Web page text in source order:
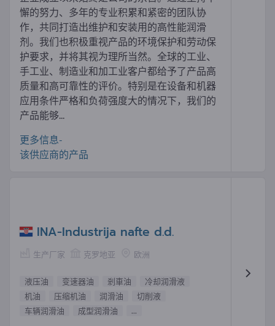
懈的努力、多年的专业积累和紧密的团队协
作，共同打造出维护和安装用的高性能润滑
剂。我们也积极重视产品的环境保护和劳动保
护要求，并将其视为理所当然。全球的工业、
手工业、制造业和加工业客户都给予了产品高
质量和高可靠性的评价。特别是在设备和机器
应用条件严格和负荷强度大的情况下，我们的
产品能够...
更多信息-
该供应商的产品
INA-Industrija nafte d.d.
生产厂家 克罗地亚 欧洲
液压油 变速器油 剎車油
冷却润滑液
机油
压缩机油 润滑油
切削液
车辆润滑油
成型润滑油 ...